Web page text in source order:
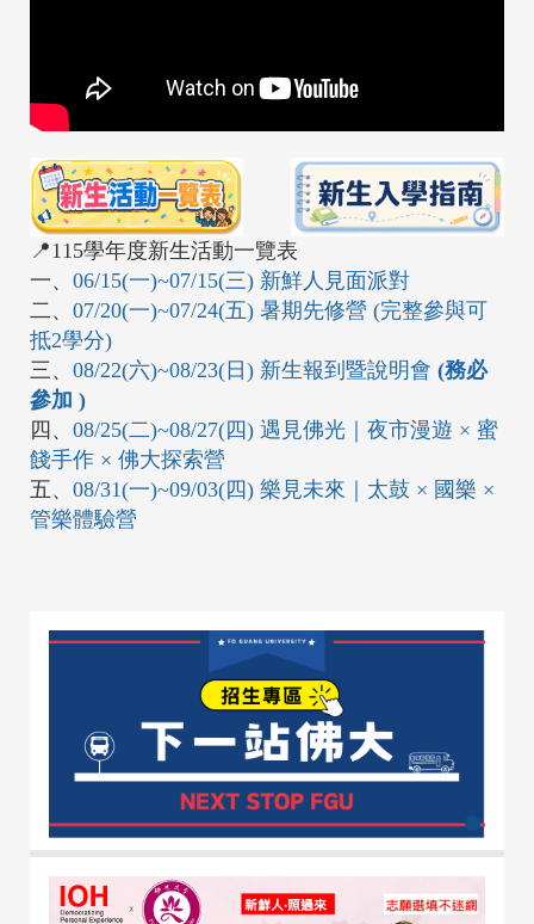
📍115學年度新生活動一覽表
一、 06/15(一)~07/15(三) 新鮮人見面派對
二、 07/20(一)~07/24(五) 暑期先修營 (完整參與可
抵2學分)
三、 08/22(六)~08/23(日) 新生報到暨說明會 (務必
參加 )
四、 08/25(二)~08/27(四) 遇見佛光｜夜市漫遊 × 蜜
餞手作 × 佛大探索營
五、 08/31(一)~09/03(四) 樂見未來｜太鼓 × 國樂 ×
管樂體驗營